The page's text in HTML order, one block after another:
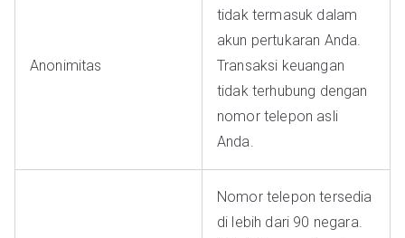
Anonimitas
tidak termasuk dalam
akun pertukaran Anda.
Transaksi keuangan
tidak terhubung dengan
nomor telepon asli
Anda.
Nomor telepon tersedia
di lebih dari 90 negara.